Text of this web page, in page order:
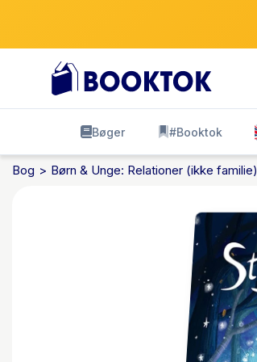
Bøger #Booktok
Bog Børn & Unge: Relationer (ikke familie)